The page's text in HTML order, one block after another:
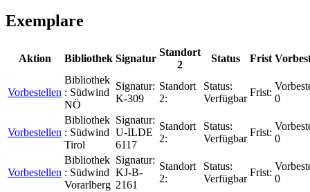
Exemplare
Aktion Bibliothek Signatur
Standort
2
Status Frist
Vorbestellen
Bibliothek
: Südwind
NÖ
Signatur:
K-309
Standort
2:
Status:
Verfügbar
Frist:
0
Vorbestellen
Bibliothek
: Südwind
Tirol
Signatur:
U-ILDE
6117
Standort
2:
Status:
Verfügbar
Frist:
0
Vorbestellen
Bibliothek
: Südwind
Vorarlberg
Signatur:
KJ-B-
2161
Standort
2:
Status:
Verfügbar
Frist:
0